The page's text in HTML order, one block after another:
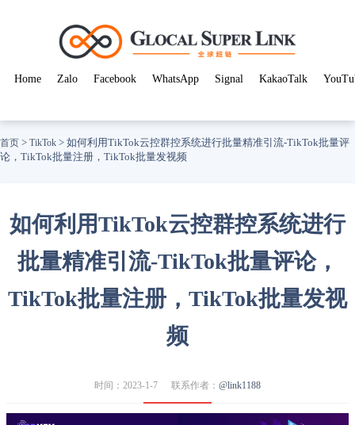
Home Zalo Facebook WhatsApp Signal KakaoTalk
首页 > TikTok > 如何利用TikTok云控群控系统进行批量精准引流-TikTok批量评
论，TikTok批量注册，TikTok批量发视频
如何利用TikTok云控群控系统进行
批量精准引流-TikTok批量评论，
TikTok批量注册，TikTok批量发视
频
时间：2023-1-7 联系作者： @link1188